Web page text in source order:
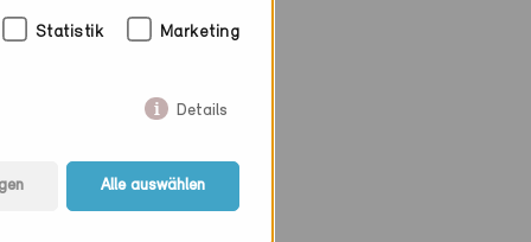
Statistik Marketing
Details
Alle auswählen